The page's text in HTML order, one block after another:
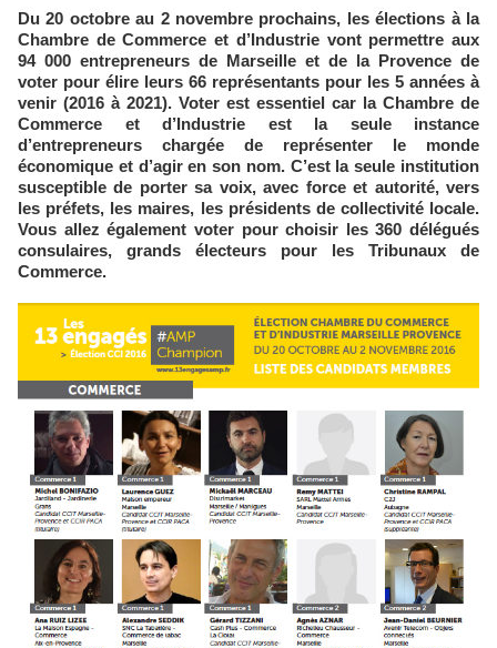
Du 20 octobre au 2 novembre prochains, les élections à la
Chambre de Commerce et d’Industrie vont permettre aux
94 000 entrepreneurs de Marseille et de la Provence de
voter pour élire leurs 66 représentants pour les 5 années à
venir (2016 à 2021). Voter est essentiel car la Chambre de
Commerce et d’Industrie est la seule instance
d’entrepreneurs chargée de représenter le monde
économique et d’agir en son nom. C’est la seule institution
susceptible de porter sa voix, avec force et autorité, vers
les préfets, les maires, les présidents de collectivité locale.
Vous allez également voter pour choisir les 360 délégués
consulaires, grands électeurs pour les Tribunaux de
Commerce.